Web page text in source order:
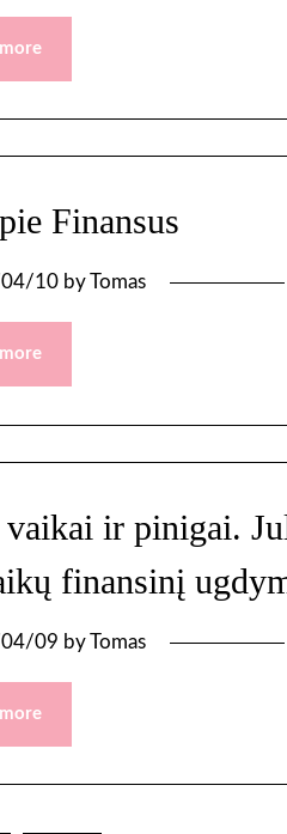
Finansus
10 byTomas
ir pinigai.
finansinį
09 byTomas